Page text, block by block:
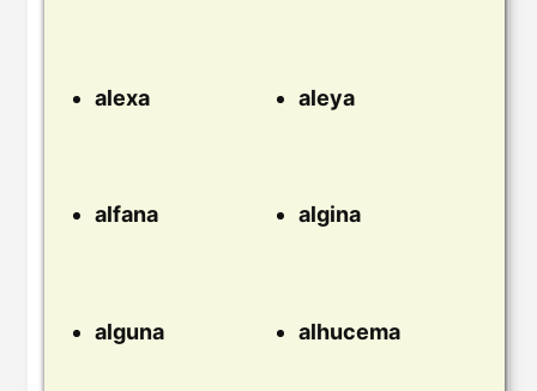
alexa aleya
alfana algina
alguna alhucema